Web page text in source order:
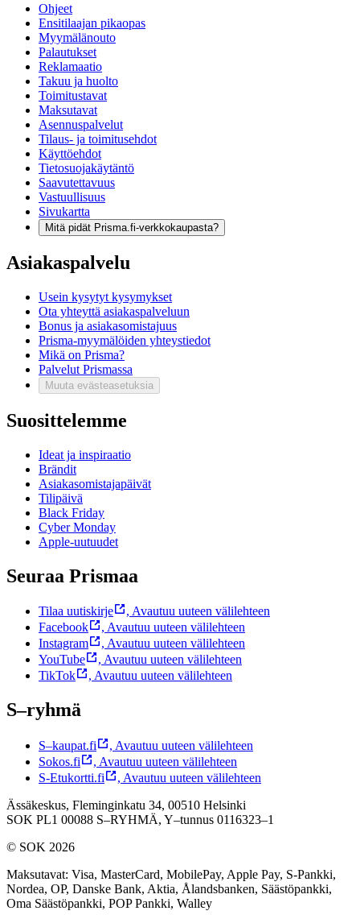
Ohjeet
Ensitilaajan pikaopas
Myymälänouto
Palautukset
Reklamaatio
Takuu ja huolto
Toimitustavat
Maksutavat
Asennuspalvelut
Tilaus- ja toimitusehdot
Käyttöehdot
Tietosuojakäytäntö
Saavutettavuus
Vastuullisuus
Sivukartta
Mitä pidät Prisma.fi-verkkokaupasta?
Asiakaspalvelu
Usein kysytyt kysymykset
Ota yhteyttä asiakaspalveluun
Bonus ja asiakasomistajuus
Prisma-myymälöiden yhteystiedot
Mikä on Prisma?
Palvelut Prismassa
Muuta evästeasetuksia
Suosittelemme
Ideat ja inspiraatio
Brändit
Asiakasomistajapäivät
Tilipäivä
Black Friday
Cyber Monday
Apple-uutuudet
Seuraa Prismaa
Tilaa uutiskirje , Avautuu uuteen välilehteen
Facebook
, Avautuu uuteen välilehteen
Instagram
, Avautuu uuteen välilehteen
YouTube
, Avautuu uuteen välilehteen
TikTok
, Avautuu uuteen välilehteen
S–ryhmä
S–kaupat.fi , Avautuu uuteen välilehteen
Sokos.fi
, Avautuu uuteen välilehteen
S-Etukortti.fi
, Avautuu uuteen välilehteen
Ässäkeskus, Fleminginkatu 34, 00510 Helsinki
SOK PL1 00088 S–RYHMÄ, Y–tunnus 0116323–1
© SOK 2026
Maksutavat: Visa, MasterCard, MobilePay, Apple Pay, S-Pankki,
Nordea, OP, Danske Bank, Aktia, Ålandsbanken, Säästöpankki,
Oma Säästöpankki, POP Pankki, Walley